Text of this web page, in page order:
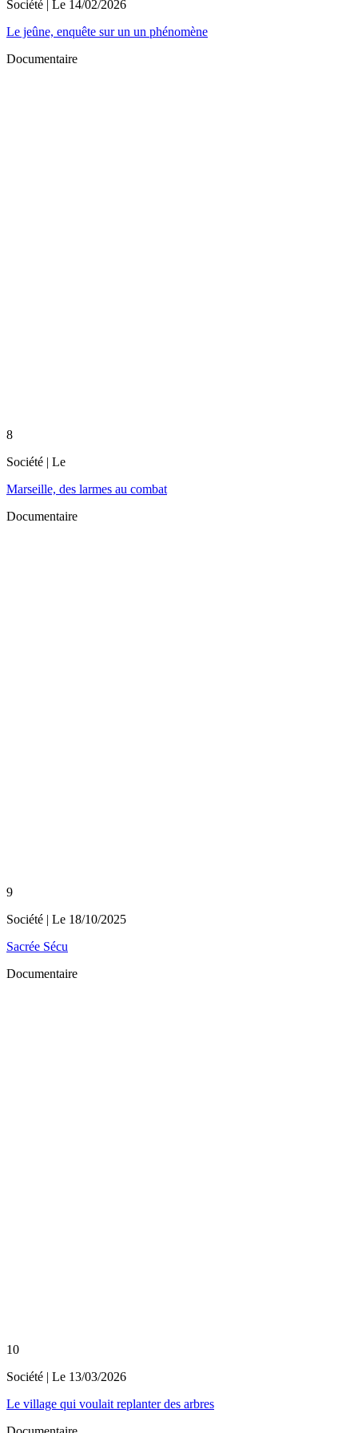
Société | Le 14/02/2026
Le jeûne, enquête sur un un phénomène
Documentaire
8
Société | Le
Marseille, des larmes au combat
Documentaire
9
Société | Le 18/10/2025
Sacrée Sécu
Documentaire
10
Société | Le 13/03/2026
Le village qui voulait replanter des arbres